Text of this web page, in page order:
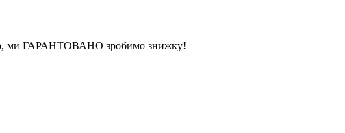
ми ГАРАНТОВАНО зробимо знижку!